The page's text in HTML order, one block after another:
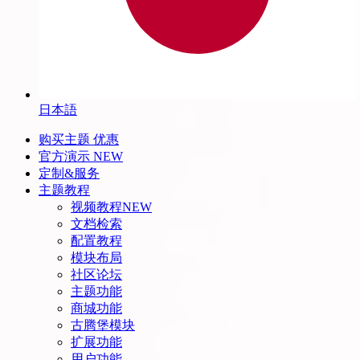
日本語
购买主题 优惠
官方演示 NEW
定制&服务
主题教程
视频教程NEW
文档检索
配置教程
模块布局
社区论坛
主题功能
商城功能
古腾堡模块
扩展功能